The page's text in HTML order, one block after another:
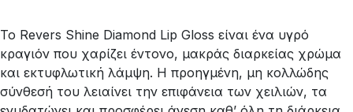
Το Revers Shine Diamond Lip Gloss είναι ένα υγρό
κραγιόν που χαρίζει έντονο, μακράς διαρκείας χρώμα
και εκτυφλωτική λάμψη. Η προηγμένη, μη κολλώδης
σύνθεσή του λειαίνει την επιφάνεια των χειλιών, τα